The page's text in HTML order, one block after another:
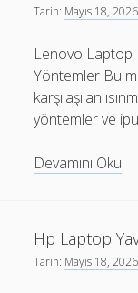
Tarih: Mayıs 18, 2026
Lenovo Laptop
Yöntemler Bu
karşılaşılan
yöntemler ve
Devamını Oku
En
Hp Laptop
Tarih: Mayıs 18, 2026